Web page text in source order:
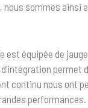
sommes ainsi
équipée de
continu nous ont
performances.